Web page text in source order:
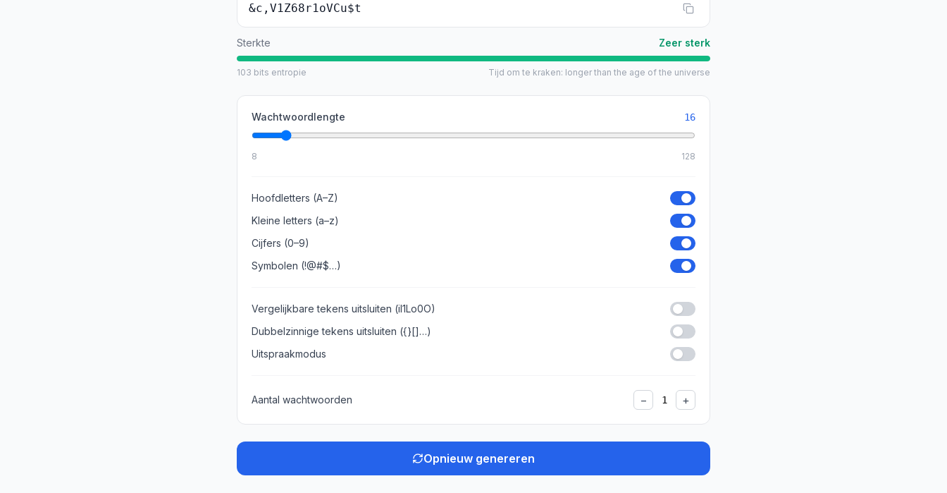
&c,V1Z68r1oVCu$t
Sterkte Zeer sterk
103 bits entropie Tijd om te kraken: longer than the age of the universe
Wachtwoordlengte 16
8 128
Hoofdletters (A–Z)
Kleine letters (a–z)
Cijfers (0–9)
Symbolen (!@#$…)
Vergelijkbare tekens uitsluiten (il1Lo0O)
Dubbelzinnige tekens uitsluiten ({}[]…)
Uitspraakmodus
Aantal wachtwoorden − 1 +
Opnieuw genereren